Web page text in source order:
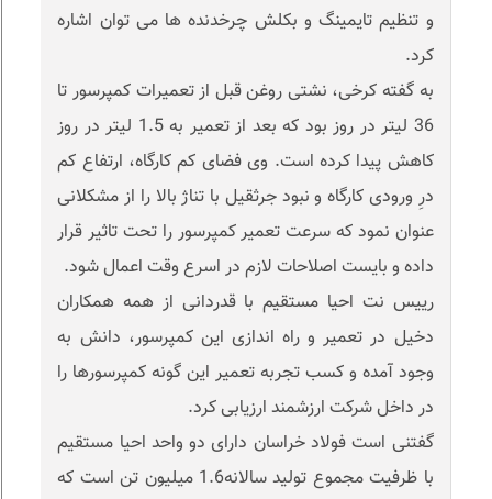
و تنظیم تایمینگ و بکلش چرخدنده ها می توان اشاره
کرد.
به گفته کرخی، نشتی روغن قبل از تعمیرات کمپرسور تا
36 لیتر در روز بود که بعد از تعمیر به 1.5 لیتر در روز
کاهش پیدا کرده است. وی فضای کم کارگاه، ارتفاع کم
درِ ورودی کارگاه و نبود جرثقیل با تناژ بالا را از مشکلانی
عنوان نمود که سرعت تعمیر کمپرسور را تحت تاثیر قرار
داده و بایست اصلاحات لازم در اسرع وقت اعمال شود.
رییس نت احیا مستقیم با قدردانی از همه همکاران
دخیل در تعمیر و راه اندازی این کمپرسور، دانش به
وجود آمده و کسب تجربه تعمیر این گونه کمپرسورها را
در داخل شرکت ارزشمند ارزیابی کرد.
گفتنی است فولاد خراسان دارای دو واحد احیا مستقیم
با ظرفیت مجموع تولید سالانه1.6 میلیون تن است که